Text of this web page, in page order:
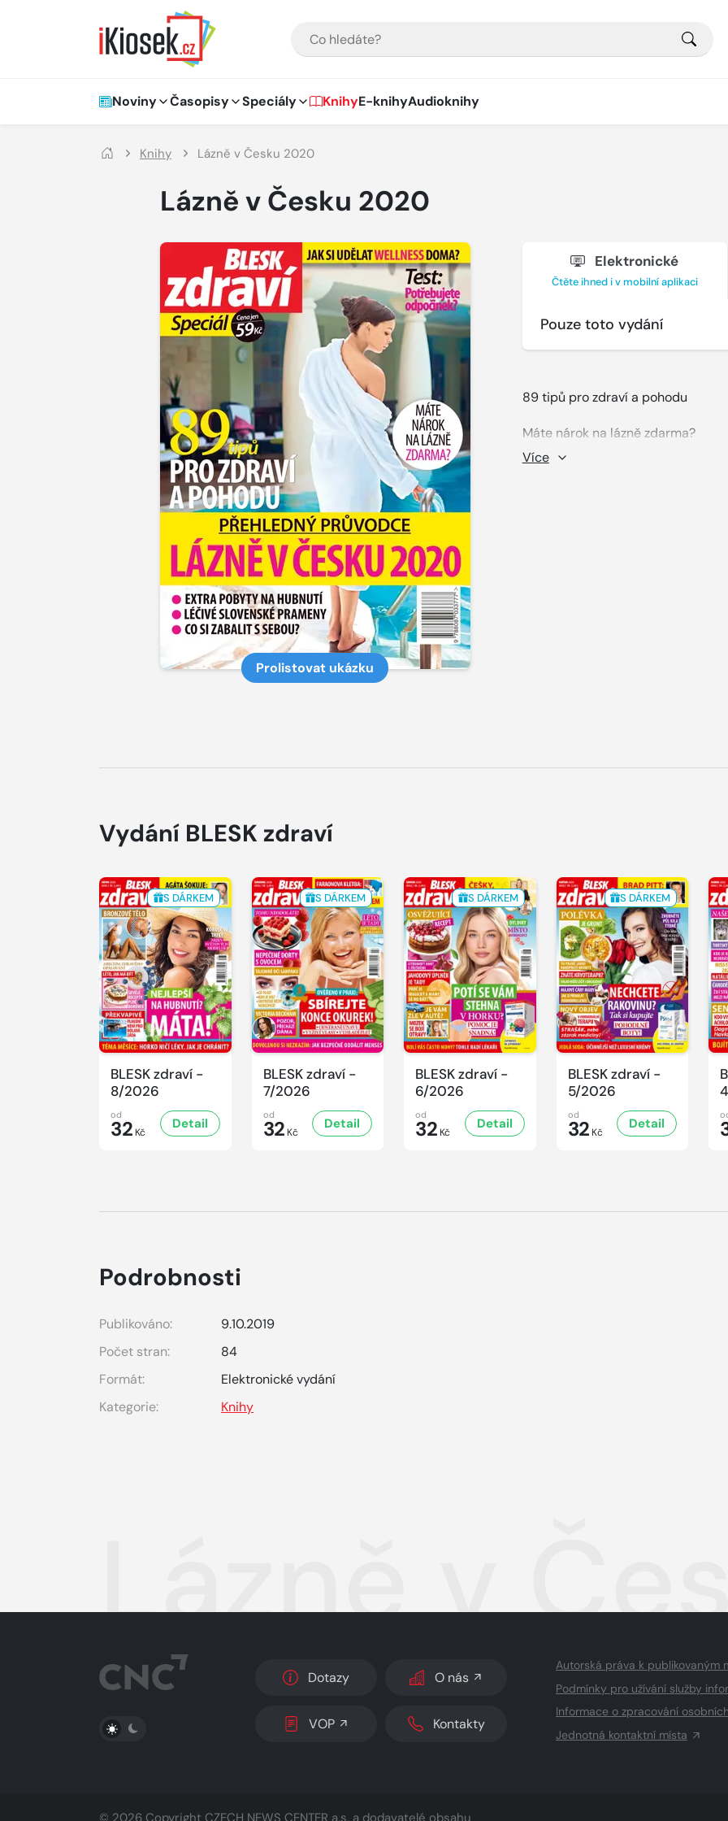
Hlavní navigace
Noviny Časopisy Speciály KnihyE-knihyAudioknihy
Knihy Lázně v Česku 2020
Lázně v Česku 2020
Prolistovat ukázku
Elektronické
Čtěte ihned i v mobilní aplikaci
Pouze toto vydání
89 tipů pro zdraví a pohodu
Máte nárok na lázně zdarma?
* Extra pobyty na hubnutí
Více
Vydání BLESK zdraví
S DÁRKEM
BLESK zdraví -
8/2026
od
32 Kč
Detail
S DÁRKEM
BLESK zdraví -
7/2026
od
32 Kč
Detail
S DÁRKEM
BLESK zdraví -
6/2026
od
32 Kč
Detail
S DÁRKEM
BLESK zdraví -
5/2026
od
32 Kč
Detail
Podrobnosti
Publikováno:
9.10.2019
Počet stran:
84
Formát:
Elektronické vydání
Kategorie:
Knihy
Lázně v
PŘEPNOUT SVĚTLÝ/TMAVÝ REŽIM
Dotazy O nás
VOP Kontakty
Autorská práva k publikovaným
Podmínky pro užívání služby
Informace o zpracování
Jednotná kontaktní místa
© 2026 Copyright CZECH NEWS CENTER a.s. a dodavatelé obsahu